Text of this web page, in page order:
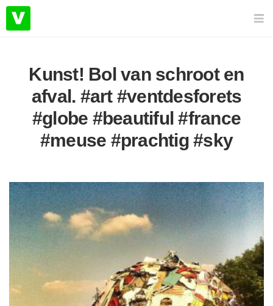
Kunst! Bol van schroot en
afval. #art #ventdesforets
#globe #beautiful #france
#meuse #prachtig #sky